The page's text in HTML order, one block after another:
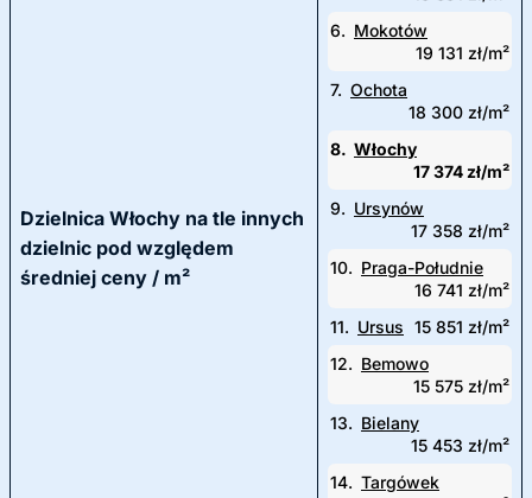
Dzielnica Włochy na tle innych
dzielnic pod względem
średniej ceny / m²
6. Mokotów
19 131 zł/m²
7. Ochota
18 300 zł/m²
8. Włochy
17 374 zł/m²
9. Ursynów
17 358 zł/m²
10. Praga-Południe
16 741 zł/m²
11. Ursus 15 851 zł/m²
12. Bemowo
15 575 zł/m²
13. Bielany
15 453 zł/m²
14. Targówek